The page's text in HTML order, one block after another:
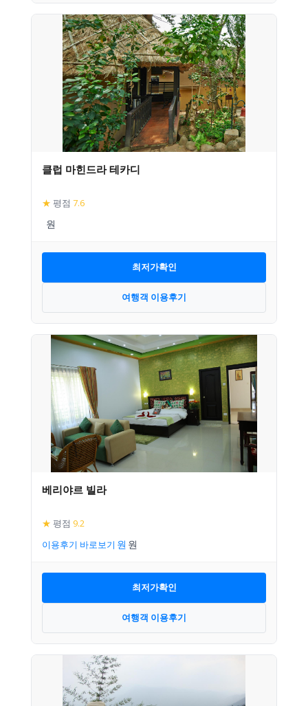
클럽 마힌드라 테카디
★ 평점 7.6
최저가확인
여행객 이용후기
베리야르 빌라
★ 평점 9.2
이용후기 바로보기
최저가확인
여행객 이용후기